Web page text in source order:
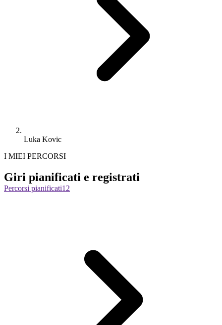
Luka Kovic
I MIEI PERCORSI
Giri pianificati e registrati
Percorsi pianificati12